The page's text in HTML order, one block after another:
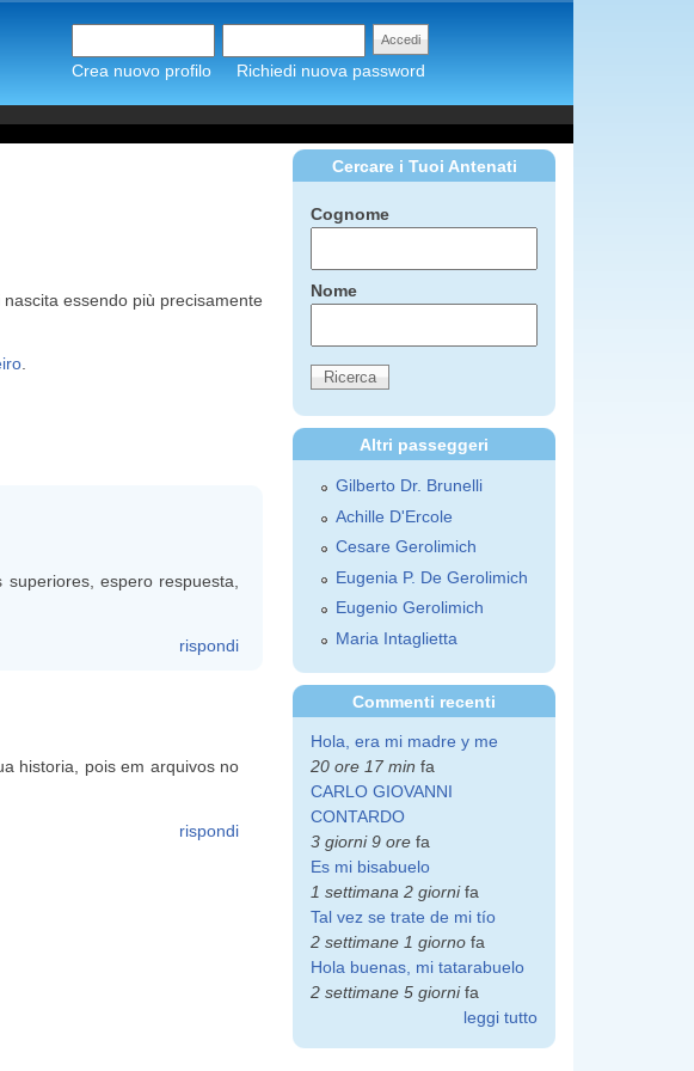
Crea nuovo profilo Richiedi nuova password
nascita essendo più precisamente
.
espero respuesta,
rispondi
historia, pois em arquivos no
rispondi
Cercare i Tuoi Antenati
Cognome
Nome
Altri passeggeri
Gilberto Dr. Brunelli
Achille D'Ercole
Cesare Gerolimich
Eugenia P. De Gerolimich
Eugenio Gerolimich
Maria Intaglietta
Commenti recenti
Hola, era mi madre y me
20 ore 17 min fa
CARLO GIOVANNI
CONTARDO
3 giorni 9 ore fa
Es mi bisabuelo
1 settimana 2 giornifa
Tal vez se trate de mi tío
2 settimane 1 giorno fa
Hola buenas, mi tatarabuelo
2 settimane 5 giornifa
leggi tutto